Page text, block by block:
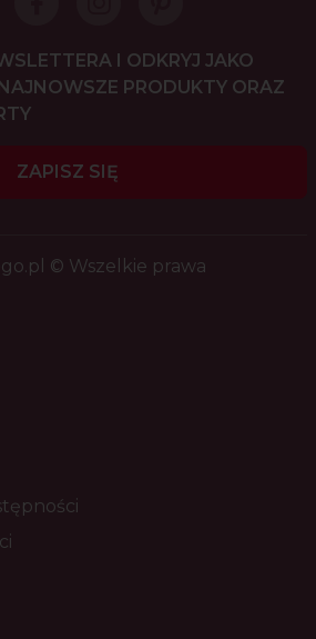
I ODKRYJ JAKO
PRODUKTY ORAZ
ZAPISZ SIĘ
© Wszelkie prawa